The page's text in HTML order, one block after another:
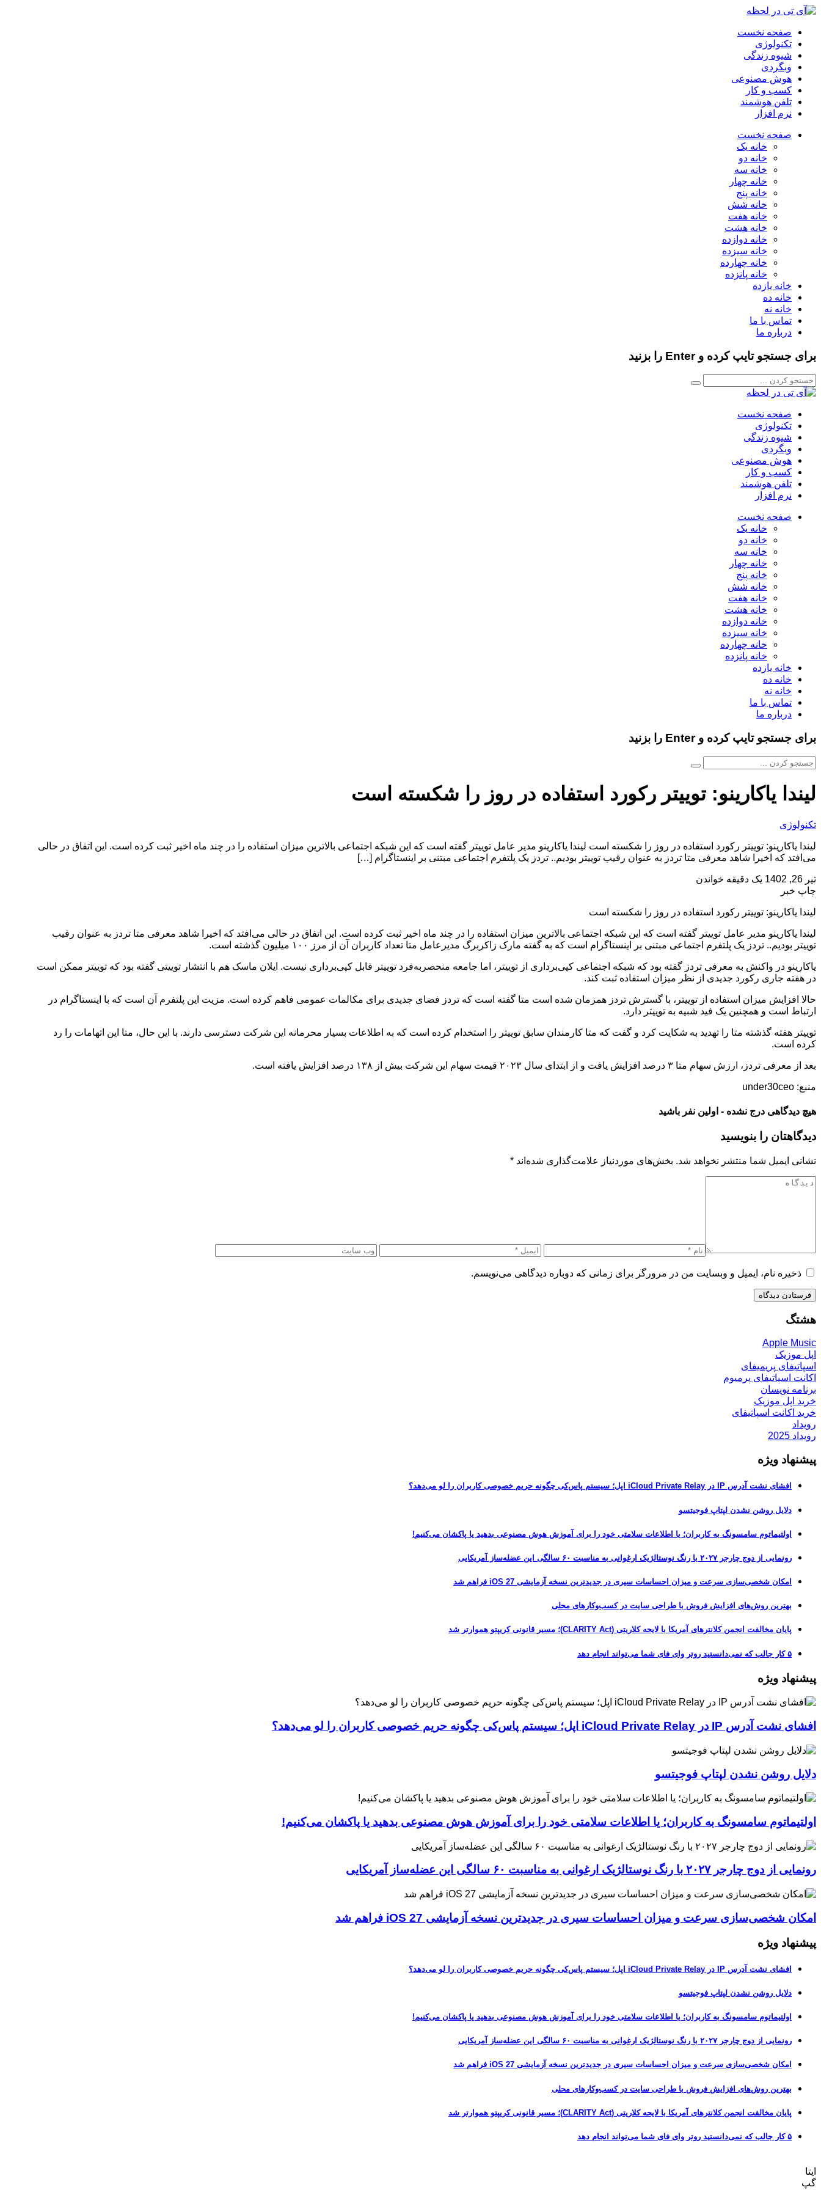
صفحه نخست
تکنولوژی
شیوه زندگی
وبگردی
هوش مصنوعی
کسب و کار
تلفن هوشمند
نرم افزار
صفحه نخست
خانه یک
خانه دو
خانه سه
خانه چهار
خانه پنج
خانه شش
خانه هفت
خانه هشت
خانه دوازده
خانه سیزده
خانه چهارده
خانه پانزده
خانه یازده
خانه ده
خانه نه
تماس با ما
درباره ما
برای جستجو تایپ کرده و Enter را بزنید
صفحه نخست
تکنولوژی
شیوه زندگی
وبگردی
هوش مصنوعی
کسب و کار
تلفن هوشمند
نرم افزار
صفحه نخست
خانه یک
خانه دو
خانه سه
خانه چهار
خانه پنج
خانه شش
خانه هفت
خانه هشت
خانه دوازده
خانه سیزده
خانه چهارده
خانه پانزده
خانه یازده
خانه ده
خانه نه
تماس با ما
درباره ما
برای جستجو تایپ کرده و Enter را بزنید
لیندا یاکارینو: توییتر رکورد استفاده در روز را شکسته است
تکنولوژی
لیندا یاکارینو: توییتر رکورد استفاده در روز را شکسته است لیندا یاکارینو مدیر عامل توییتر گفته است که این شبکه اجتماعی بالاترین میزان استفاده را در چند ماه اخیر ثبت کرده است. این اتفاق در حالی
می‌افتد که اخیرا شاهد معرفی متا تردز به عنوان رقیب توییتر بودیم.. تردز یک پلتفرم اجتماعی مبتنی بر اینستاگرام […]
تیر 26, 1402
یک دقیقه خواندن
چاپ خبر
لیندا یاکارینو: توییتر رکورد استفاده در روز را شکسته است
لیندا یاکارینو مدیر عامل توییتر گفته است که این شبکه اجتماعی بالاترین میزان استفاده را در چند ماه اخیر ثبت کرده است. این اتفاق در حالی می‌افتد که اخیرا شاهد معرفی متا تردز به عنوان رقیب
توییتر بودیم.. تردز یک پلتفرم اجتماعی مبتنی بر اینستاگرام است که به گفته مارک زاکربرگ مدیرعامل متا تعداد کاربران آن از مرز ۱۰۰ میلیون گذشته است.
یاکارینو در واکنش به معرفی تردز گفته بود که شبکه اجتماعی کپی‌برداری از توییتر، اما جامعه منحصربه‌فرد توییتر قابل کپی‌برداری نیست. ایلان ماسک هم با انتشار توییتی گفته بود که توییتر ممکن است
در هفته جاری رکورد جدیدی از نظر میزان استفاده ثبت کند.
حالا افزایش میزان استفاده از توییتر، با گسترش تردز همزمان شده است متا گفته است که تردز فضای جدیدی برای مکالمات عمومی فاهم کرده است. مزیت این پلتفرم آن است که با اینستاگرام در
ارتباط است و همچنین یک فید شبیه به توییتر دارد.
توییتر هفته گذشته متا را تهدید به شکایت کرد و گفت که متا کارمندان سابق توییتر را استخدام کرده است که به اطلاعات بسیار محرمانه این شرکت دسترسی دارند. با این حال، متا این اتهامات را رد
کرده است.
بعد از معرفی تردز، ارزش سهام متا ۳ درصد افزایش یافت و از ابتدای سال ۲۰۲۳ قیمت سهام این شرکت بیش از ۱۳۸ درصد افزایش یافته است.
منبع: under30ceo
هیچ دیدگاهی درج نشده - اولین نفر باشید
دیدگاهتان را بنویسید
نشانی ایمیل شما منتشر نخواهد شد. بخش‌های موردنیاز علامت‌گذاری شده‌اند *
ذخیره نام، ایمیل و وبسایت من در مرورگر برای زمانی که دوباره دیدگاهی می‌نویسم.
هشتگ
Apple Music
اپل موزیک
اسپاتیفای پریمیفای
اکانت اسپاتیفای پرمیوم
برنامه نویسان
خرید اپل موزیک
خرید اکانت اسپاتیفای
رویداد
رویداد 2025
پیشنهاد ویژه
افشای نشت آدرس IP در iCloud Private Relay اپل؛ سیستم پاس‌کی چگونه حریم خصوصی کاربران را لو می‌دهد؟
دلایل روشن نشدن لپتاپ فوجیتسو
اولتیماتوم سامسونگ به کاربران؛ یا اطلاعات سلامتی خود را برای آموزش هوش مصنوعی بدهید یا پاکشان می‌کنیم!
رونمایی از دوج چارجر ۲۰۲۷ با رنگ نوستالژیک ارغوانی به مناسبت ۶۰ سالگی این عضله‌ساز آمریکایی
امکان شخصی‌سازی سرعت و میزان احساسات سیری در جدیدترین نسخه آزمایشی iOS 27 فراهم شد
بهترین روش‌های افزایش فروش با طراحی سایت در کسب‌وکارهای محلی
پایان مخالفت انجمن کلانترهای آمریکا با لایحه کلاریتی (CLARITY Act)؛ مسیر قانونی کریپتو هموارتر شد
۵ کار جالب که نمی‌دانستید روتر وای فای شما می‌تواند انجام دهد
پیشنهاد ویژه
افشای نشت آدرس IP در iCloud Private Relay اپل؛ سیستم پاس‌کی چگونه حریم خصوصی کاربران را لو می‌دهد؟
دلایل روشن نشدن لپتاپ فوجیتسو
اولتیماتوم سامسونگ به کاربران؛ یا اطلاعات سلامتی خود را برای آموزش هوش مصنوعی بدهید یا پاکشان می‌کنیم!
رونمایی از دوج چارجر ۲۰۲۷ با رنگ نوستالژیک ارغوانی به مناسبت ۶۰ سالگی این عضله‌ساز آمریکایی
امکان شخصی‌سازی سرعت و میزان احساسات سیری در جدیدترین نسخه آزمایشی iOS 27 فراهم شد
پیشنهاد ویژه
افشای نشت آدرس IP در iCloud Private Relay اپل؛ سیستم پاس‌کی چگونه حریم خصوصی کاربران را لو می‌دهد؟
دلایل روشن نشدن لپتاپ فوجیتسو
اولتیماتوم سامسونگ به کاربران؛ یا اطلاعات سلامتی خود را برای آموزش هوش مصنوعی بدهید یا پاکشان می‌کنیم!
رونمایی از دوج چارجر ۲۰۲۷ با رنگ نوستالژیک ارغوانی به مناسبت ۶۰ سالگی این عضله‌ساز آمریکایی
امکان شخصی‌سازی سرعت و میزان احساسات سیری در جدیدترین نسخه آزمایشی iOS 27 فراهم شد
بهترین روش‌های افزایش فروش با طراحی سایت در کسب‌وکارهای محلی
پایان مخالفت انجمن کلانترهای آمریکا با لایحه کلاریتی (CLARITY Act)؛ مسیر قانونی کریپتو هموارتر شد
۵ کار جالب که نمی‌دانستید روتر وای فای شما می‌تواند انجام دهد
ایتا
گپ